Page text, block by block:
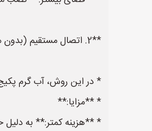
**2. اتصال مستقیم (بدون مبدل حرارتی):**
* در این روش، آب گرم
* **مزایا:**
* **هزینه کمتر:** به